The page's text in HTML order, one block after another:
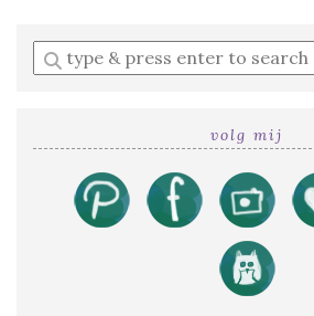
Enter
a
volg mij